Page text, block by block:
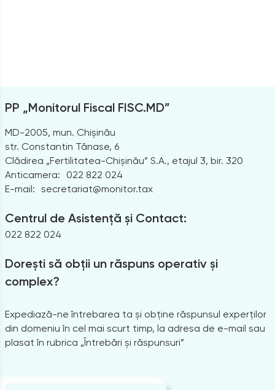
PP „Monitorul Fiscal FISC.MD”
MD-2005, mun. Chișinău
str. Constantin Tănase, 6
Clădirea „Fertilitatea-Chișinău” S.A., etajul 3, bir. 320
Anticamera:
022 822 024
E-mail: secretariat@monitor.tax
Centrul de Asistență și Contact:
022 822 024
Dorești să obții un răspuns operativ și
complex?
Expediază-ne întrebarea ta și obține răspunsul experților
din domeniu în cel mai scurt timp, la adresa de e-mail sau
plasat în rubrica „Întrebări și răspunsuri”